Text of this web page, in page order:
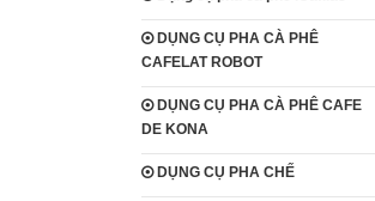
DỤNG CỤ PHA CÀ PHÊ
CAFELAT ROBOT
DỤNG CỤ PHA CÀ PHÊ CAFE
DE KONA
DỤNG CỤ PHA CHẾ